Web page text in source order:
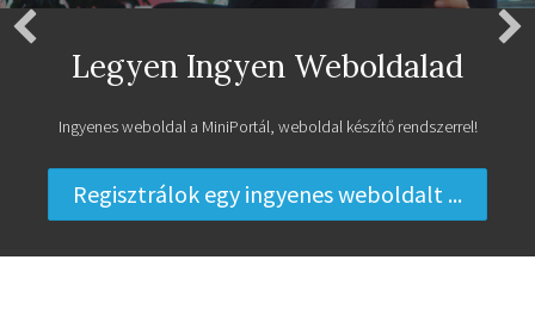
Legyen Ingyen Weboldalad
Ingyenes weboldal a MiniPortál, weboldal készítő rendszerrel!
Regisztrálok egy ingyenes weboldalt ...